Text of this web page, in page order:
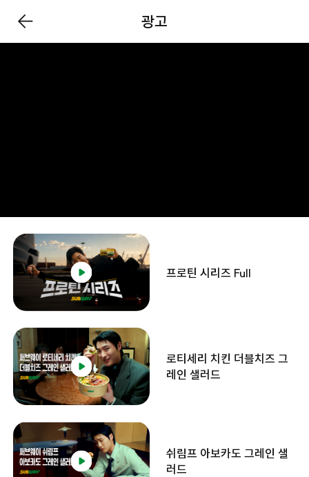
광고
프로틴 시리즈 Full
로티세리 치킨 더블치즈 그
레인 샐러드
쉬림프 아보카도 그레인 샐
러드